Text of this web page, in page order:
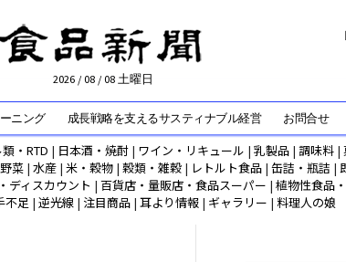
2026 / 08 / 08 土曜日
ニング 成長戦略を支えるサスティナブル経営 お問合せ
・RTD | 日本酒・焼酎 | ワイン・リキュール | 乳製品 | 調味料 |
野菜 | 水産 | 米・穀物 | 穀類・雑穀 | レトルト食品 | 缶詰・瓶詰 |
ディスカウント | 百貨店・量販店・食品スーパー | 植物性食品
不足 | 逆光線 | 注目商品 | 耳より情報 | ギャラリー | 料理人の娘